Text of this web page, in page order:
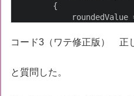
        {
roundedValue
        }
return
コード3（ワテ修正版） 正
と質問した。